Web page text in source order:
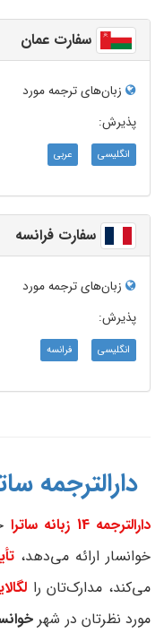
سفارت عمان
زبان‌های ترجمه مورد
پذیرش:
انگلیسی عربی
سفارت فرانسه
زبان‌های ترجمه مورد
پذیرش:
انگلیسی فرانسه
دارالترجمه
دارالترجمه 14 زبانه ساترا
خوانسار ارائه می‌دهد،
می‌کند، مدارک‌تان را
مورد نظرتان در شهر